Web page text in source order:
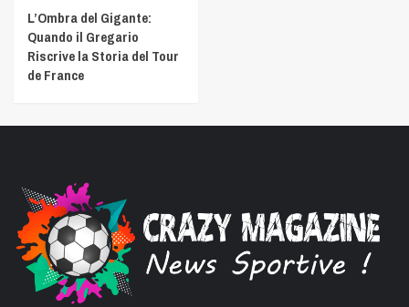
L’Ombra del Gigante:
Quando il Gregario
Riscrive la Storia del Tour
de France